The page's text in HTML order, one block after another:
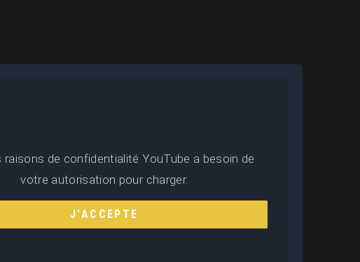
raisons de confidentialité YouTube a besoin de
votre autorisation pour charger.
J'ACCEPTE